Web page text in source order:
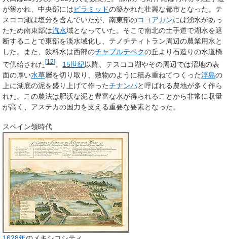
が築かれ、中央部にはピラミッドの築かれた壮麗な都市となった。テ
スココ湖は塩分を含んでいたが、南東部のコヨアカンには湧水があっ
たため南東部は汽水域となっていた。そこで南北の土手道で湖水を遮
断することで東部を淡水域化し、テノチティトラン周辺の農業用水と
した。また、飲料水は西部のチャプルテペクの丘より石造りの水道橋
で供給された [12] 。 15世紀以降、テスココ湖やその周辺では沼地の表
面の厚い水草層を切り取り、敷物のように積み重ねてつくった浮島の
上に湖底の泥を盛り上げて作ったチナンパと呼ばれる農地が多く作ら
れた。この農法は肥沃な泥と豊富な水が得られることから非常に収量
が高く、アステカの国力を支える重要な要素となった。
スペイン領時代